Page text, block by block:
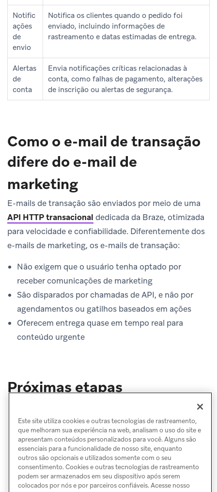
Notific
ações
de
envio
Notifica os clientes quando o pedido foi
enviado, incluindo informações de
rastreamento e datas estimadas de entrega.
Alertas
de
conta
Envia notificações críticas relacionadas à
conta, como falhas de pagamento, alterações
de inscrição ou alertas de segurança.
Como o e-mail de transação
difere do e-mail de
marketing
E-mails de transação são enviados por meio de uma
API HTTP transacional dedicada da Braze, otimizada
para velocidade e confiabilidade. Diferentemente dos
e-mails de marketing, os e-mails de transação:
Não exigem que o usuário tenha optado por
receber comunicações de marketing
São disparados por chamadas de API, e não por
agendamentos ou gatilhos baseados em ações
Oferecem entrega quase em tempo real para
conteúdo urgente
Próximas etapas
Rastreamento
Este site utiliza cookies e outras tecnologias de rastreamento,
que melhoram sua experiência na web, analisam o uso do site e
apresentam conteúdos personalizados para você. Alguns são
essenciais para a funcionalidade de nosso site, enquanto
outros são opcionais e utilizados somente com o seu
consentimento. Cookies e outras tecnologias de rastreamento
podem ser armazenados em seu dispositivo após serem
colocados por nós e por parceiros confiáveis. Acesse nosso